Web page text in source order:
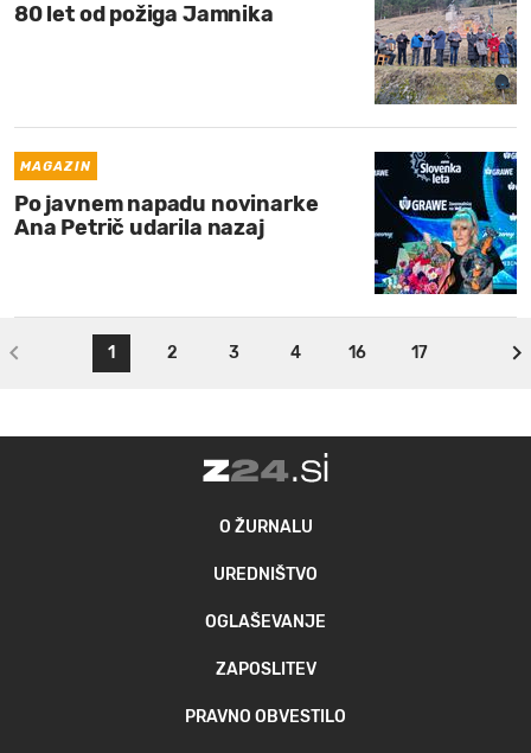
80 let od požiga Jamnika
MAGAZIN
Po javnem napadu novinarke
Ana Petrič udarila nazaj
1 2 3 4 16 17
O ŽURNALU
UREDNIŠTVO
OGLAŠEVANJE
ZAPOSLITEV
PRAVNO OBVESTILO